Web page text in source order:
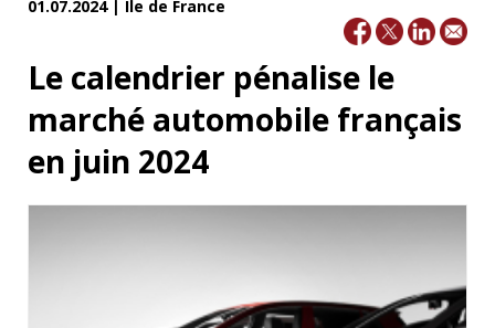
01.07.2024 | Ile de France
Le calendrier pénalise le
marché automobile français
en juin 2024